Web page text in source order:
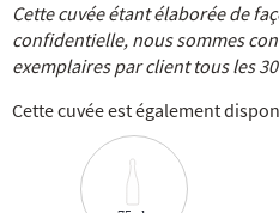
Cette cuvée étant élaborée de
confidentielle, nous sommes
exemplaires par client tous les
Cette cuvée est également